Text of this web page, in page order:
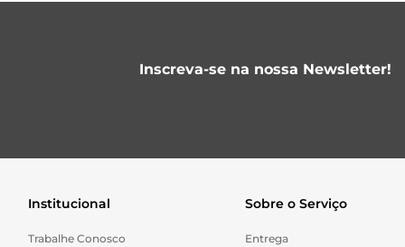
Inscreva-se na nossa Newsletter!
Institucional
Trabalhe Conosco
Sobre o Serviço
Entrega